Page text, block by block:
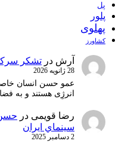
پل
پلور
پهلوی
کشاورز
آرش در تشکر
28 ژانویه 2026
عمو حسن انسان خاصی
انرژِی هستند و به
رضا قویمی در
سينماي ايران
2 دسامبر 2025